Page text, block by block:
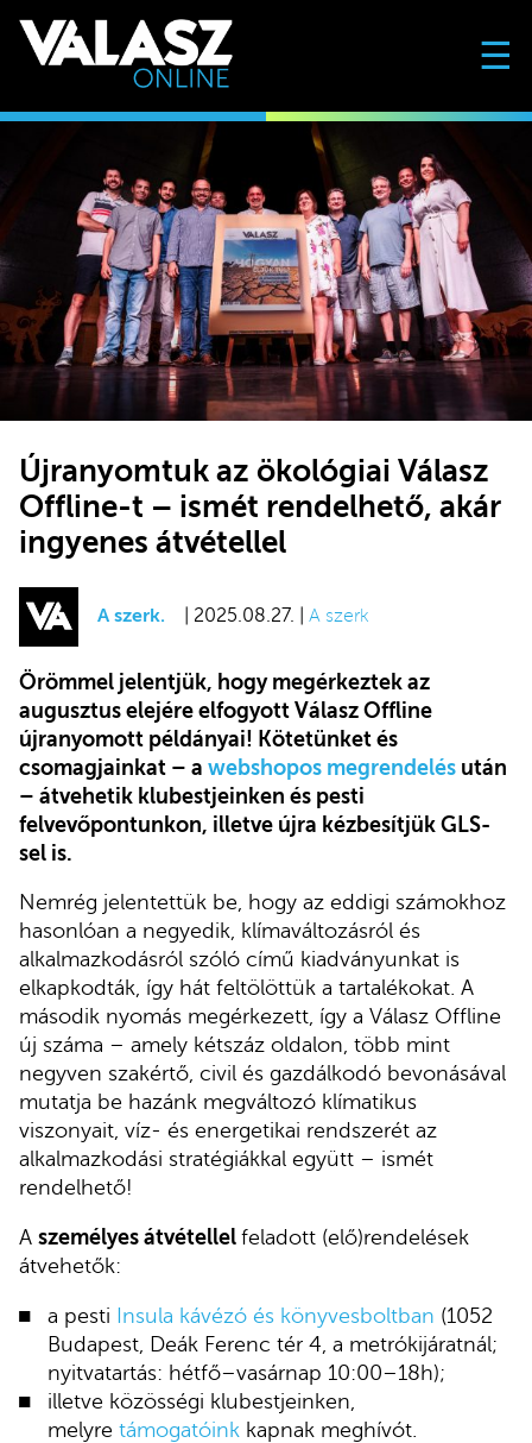
☰
Újranyomtuk az ökológiai Válasz
Offline-t – ismét rendelhető, akár
ingyenes átvétellel
A szerk. | 2025.08.27. | A szerk
Örömmel jelentjük, hogy megérkeztek az
augusztus elejére elfogyott Válasz Offline
újranyomott példányai! Kötetünket és
csomagjainkat – a webshopos megrendelés után
– átvehetik klubestjeinken és pesti
felvevőpontunkon, illetve újra kézbesítjük GLS-
sel is.
Nemrég jelentettük be, hogy az eddigi számokhoz
hasonlóan a negyedik, klímaváltozásról és
alkalmazkodásról szóló című kiadványunkat is
elkapkodták, így hát feltölöttük a tartalékokat. A
második nyomás megérkezett, így a Válasz Offline
új száma – amely kétszáz oldalon, több mint
negyven szakértő, civil és gazdálkodó bevonásával
mutatja be hazánk megváltozó klímatikus
viszonyait, víz- és energetikai rendszerét az
alkalmazkodási stratégiákkal együtt – ismét
rendelhető!
A személyes átvétellel feladott (elő)rendelések
átvehetők:
a pesti Insula kávézó és könyvesboltban (1052
Budapest, Deák Ferenc tér 4, a metrókijáratnál;
nyitvatartás: hétfő–vasárnap 10:00–18h);
illetve közösségi klubestjeinken,
melyretámogatóink kapnak meghívót.